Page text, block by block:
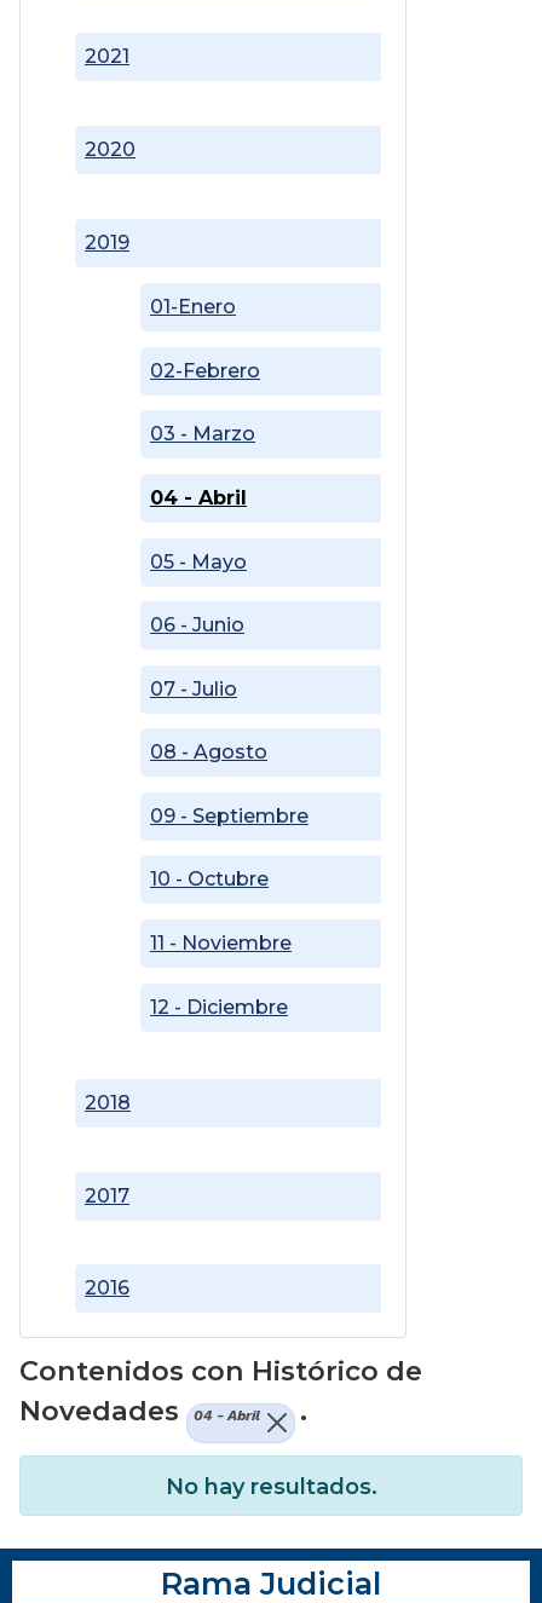
2016
2017
2018
2019
01-Enero
02-Febrero
03 - Marzo
04 - Abril
05 - Mayo
06 - Junio
07 - Julio
08 - Agosto
09 - Septiembre
10 - Octubre
11 - Noviembre
12 - Diciembre
2020
2021
Contenidos con Histórico de
Novedades
04 - Abril .
No hay resultados.
Rama Judicial